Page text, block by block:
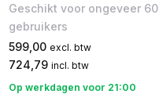
Geschikt voor ongeveer 60
gebruikers
599,00 excl. btw
724,79 incl. btw
Op werkdagen voor 21:00